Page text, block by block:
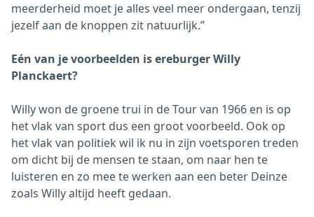
meerderheid moet je alles veel meer ondergaan, tenzij
jezelf aan de knoppen zit natuurlijk.”
Eén van je voorbeelden is ereburger Willy
Planckaert?
Willy won de groene trui in de Tour van 1966 en is op
het vlak van sport dus een groot voorbeeld. Ook op
het vlak van politiek wil ik nu in zijn voetsporen treden
om dicht bij de mensen te staan, om naar hen te
luisteren en zo mee te werken aan een beter Deinze
zoals Willy altijd heeft gedaan.